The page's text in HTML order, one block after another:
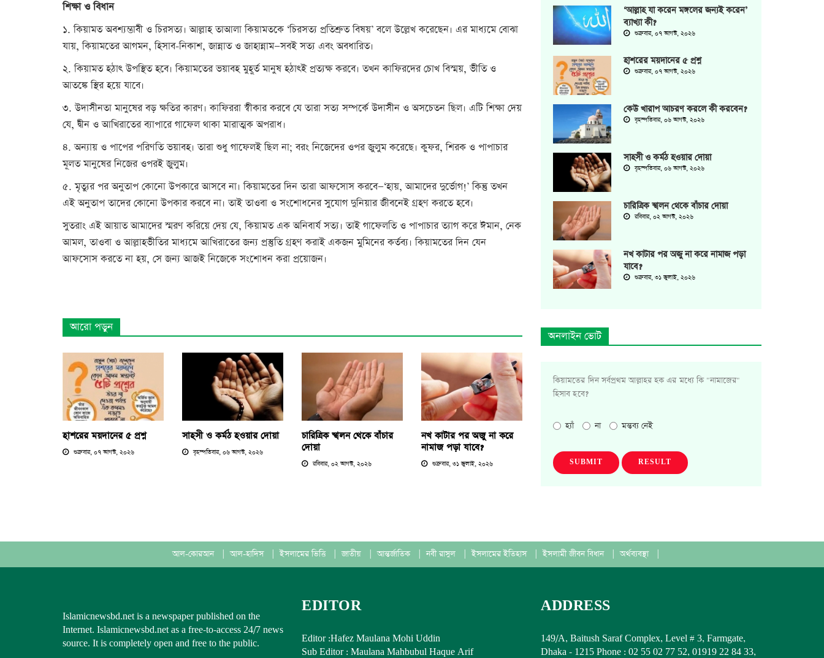
শিক্ষা ও বিধান
১. কিয়ামত অবশ্যম্ভাবী ও চিরসত্য। আল্লাহ তাআলা কিয়ামতকে ‘চিরসত্য প্রতিশ্রুত বিষয়’ বলে উল্লেখ করেছেন। এর মাধ্যমে বোঝা
যায়, কিয়ামতের আগমন, হিসাব-নিকাশ, জান্নাত ও জাহান্নাম—সবই সত্য এবং অবধারিত।
২. কিয়ামত হঠাৎ উপস্থিত হবে। কিয়ামতের ভয়াবহ মুহূর্ত মানুষ হঠাৎই প্রত্যক্ষ করবে। তখন কাফিরদের চোখ বিস্ময়, ভীতি ও
আতঙ্কে স্থির হয়ে যাবে।
৩. উদাসীনতা মানুষের বড় ক্ষতির কারণ। কাফিররা স্বীকার করবে যে তারা সত্য সম্পর্কে উদাসীন ও অসচেতন ছিল। এটি শিক্ষা দেয়
যে, দ্বীন ও আখিরাতের ব্যাপারে গাফেল থাকা মারাত্মক অপরাধ।
৪. অন্যায় ও পাপের পরিণতি ভয়াবহ। তারা শুধু গাফেলই ছিল না; বরং নিজেদের ওপর জুলুম করেছে। কুফর, শিরক ও পাপাচার
মূলত মানুষের নিজের ওপরই জুলুম।
৫. মৃত্যুর পর অনুতাপ কোনো উপকারে আসবে না। কিয়ামতের দিন তারা আফসোস করবে—‘হায়, আমাদের দুর্ভোগ!’ কিন্তু তখন
এই অনুতাপ তাদের কোনো উপকার করবে না। তাই তাওবা ও সংশোধনের সুযোগ দুনিয়ার জীবনেই গ্রহণ করতে হবে।
সুতরাং এই আয়াত আমাদের স্মরণ করিয়ে দেয় যে, কিয়ামত এক অনিবার্য সত্য। তাই গাফেলতি ও পাপাচার ত্যাগ করে ঈমান, নেক
আমল, তাওবা ও আল্লাহভীতির মাধ্যমে আখিরাতের জন্য প্রস্তুতি গ্রহণ করাই একজন মুমিনের কর্তব্য। কিয়ামতের দিন যেন
আফসোস করতে না হয়, সে জন্য আজই নিজেকে সংশোধন করা প্রয়োজন।
আরো পড়ুন
হাশরের ময়দানের ৫ প্রশ্ন
শুক্রবার, ০৭ আগস্ট, ২০২৬
সাহসী ও কর্মঠ হওয়ার দোয়া
বৃহস্পতিবার, ০৬ আগস্ট, ২০২৬
চারিত্রিক স্খলন থেকে বাঁচার
দোয়া
রবিবার, ০২ আগস্ট, ২০২৬
নখ কাটার পর অজু না করে
নামাজ পড়া যাবে?
শুক্রবার, ৩১ জুলাই, ২০২৬
‘আল্লাহ যা করেন মঙ্গলের জন্যই করেন’
ব্যাখ্যা কী?
শুক্রবার, ০৭ আগস্ট, ২০২৬
হাশরের ময়দানের ৫ প্রশ্ন
শুক্রবার, ০৭ আগস্ট, ২০২৬
কেউ খারাপ আচরণ করলে কী করবেন?
বৃহস্পতিবার, ০৬ আগস্ট, ২০২৬
সাহসী ও কর্মঠ হওয়ার দোয়া
বৃহস্পতিবার, ০৬ আগস্ট, ২০২৬
চারিত্রিক স্খলন থেকে বাঁচার দোয়া
রবিবার, ০২ আগস্ট, ২০২৬
নখ কাটার পর অজু না করে নামাজ পড়া
যাবে?
শুক্রবার, ৩১ জুলাই, ২০২৬
অনলাইন ভোট
কিয়ামতের দিন সর্বপ্রথম আল্লাহর হক এর মধ্যে কি "নামাজের"
হিসাব হবে?
হ্যাঁ না মন্তব্য নেই
SUBMIT RESULT
আল-কোরআন আল-হাদিস ইসলামের ভিত্তি জাতীয় আন্তর্জাতিক নবী রাসুল ইসলামের ইতিহাস ইসলামী জীবন বিধান অর্থব্যবস্থা
Islamicnewsbd.net is a newspaper published on the
Internet. Islamicnewsbd.net as a free-to-access 24/7 news
source. It is completely open and free to the public.
EDITOR
Editor :Hafez Maulana Mohi Uddin
Sub Editor : Maulana Mahbubul Haque Arif
ADDRESS
149/A, Baitush Saraf Complex, Level # 3, Farmgate,
Dhaka - 1215 Phone : 02 55 02 77 52, 01919 22 84 33,